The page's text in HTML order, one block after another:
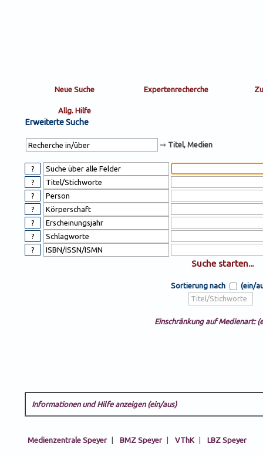
Erweiterte Suche
⇒ Titel, Medien
Sortierung nach (ein/
Einschränkung auf Medienart:
Informationen und Hilfe anzeigen (ein/aus)
Medienzentrale Speyer | BMZ Speyer | VThK | LBZ Speyer